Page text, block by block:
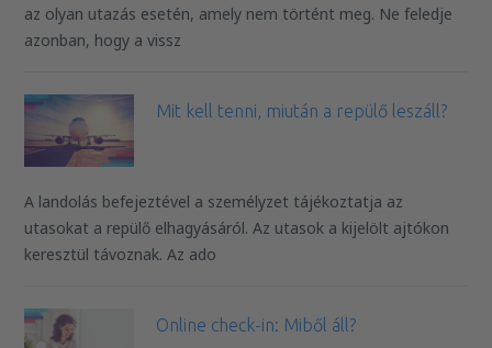
az olyan utazás esetén, amely nem történt meg. Ne feledje
azonban, hogy a vissz
Mit kell tenni, miután a repülő leszáll?
A landolás befejeztével a személyzet tájékoztatja az
utasokat a repülő elhagyásáról. Az utasok a kijelölt ajtókon
keresztül távoznak. Az ado
Online check-in: Miből áll?